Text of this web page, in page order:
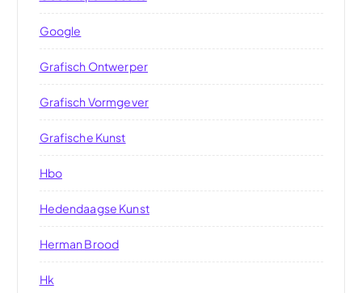
Google
Grafisch Ontwerper
Grafisch Vormgever
Grafische Kunst
Hbo
Hedendaagse Kunst
Herman Brood
Hk